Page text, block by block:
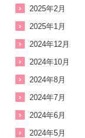
2025年2月
2025年1月
2024年12月
2024年10月
2024年8月
2024年7月
2024年6月
2024年5月